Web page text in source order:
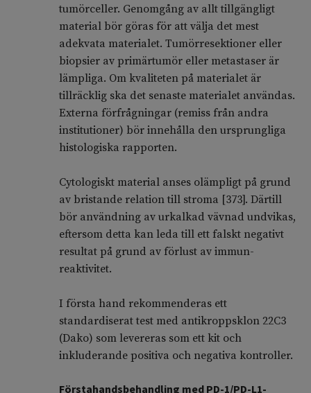
tumörceller. Genomgång av allt tillgängligt
material bör göras för att välja det mest
adekvata materialet. Tumörresektioner eller
biopsier av primär­tumör eller metastaser är
lämpliga. Om kvaliteten på materialet är
tillräcklig ska det senaste materialet användas.
Externa förfrågningar (remiss från andra
institutioner) bör innehålla den ursprungliga
histologiska rapporten.
Cytologiskt material anses olämpligt på grund
av bristande relation till stroma [373]. Därtill
bör användning av urkalkad vävnad undvikas,
eftersom detta kan leda till ett falskt negativt
resultat på grund av förlust av immun­
reaktivitet.
I första hand rekommenderas ett
standardiserat test med antikroppsklon 22C3
(Dako) som levereras som ett kit och
inkluderande positiva och negativa kontroller.
Förstahandsbehandling med PD-1/PD-L1-